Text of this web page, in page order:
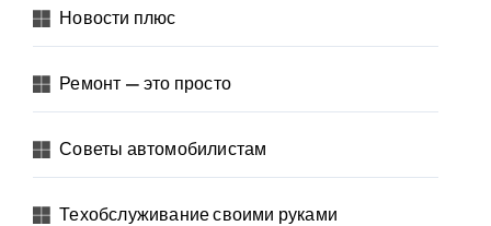
Новости плюс
Ремонт — это просто
Советы автомобилистам
Техобслуживание своими руками